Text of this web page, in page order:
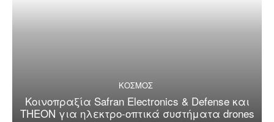
ΚΟΣΜΟΣ
Κοινοπραξία Safran Electronics & Defense και
THEON για ηλεκτρο-οπτικά συστήματα drones